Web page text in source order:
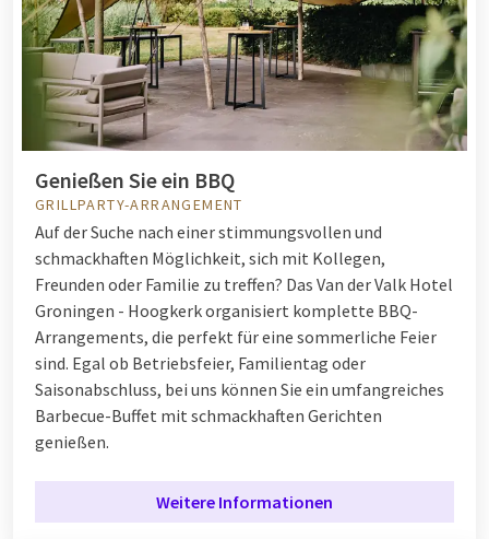
Genießen Sie ein BBQ
GRILLPARTY-ARRANGEMENT
Auf der Suche nach einer stimmungsvollen und
schmackhaften Möglichkeit, sich mit Kollegen,
Freunden oder Familie zu treffen? Das Van der Valk Hotel
Groningen - Hoogkerk organisiert komplette BBQ-
Arrangements, die perfekt für eine sommerliche Feier
sind. Egal ob Betriebsfeier, Familientag oder
Saisonabschluss, bei uns können Sie ein umfangreiches
Barbecue-Buffet mit schmackhaften Gerichten
genießen.
Weitere Informationen